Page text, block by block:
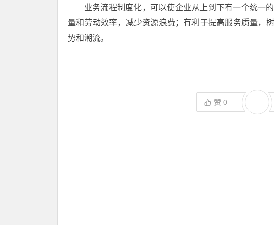
业务流程制度化，可以使企业从上到下有一个统一
量和劳动效率，减少资源浪费；有利于提高服务质量，
势和潮流。
赞 0